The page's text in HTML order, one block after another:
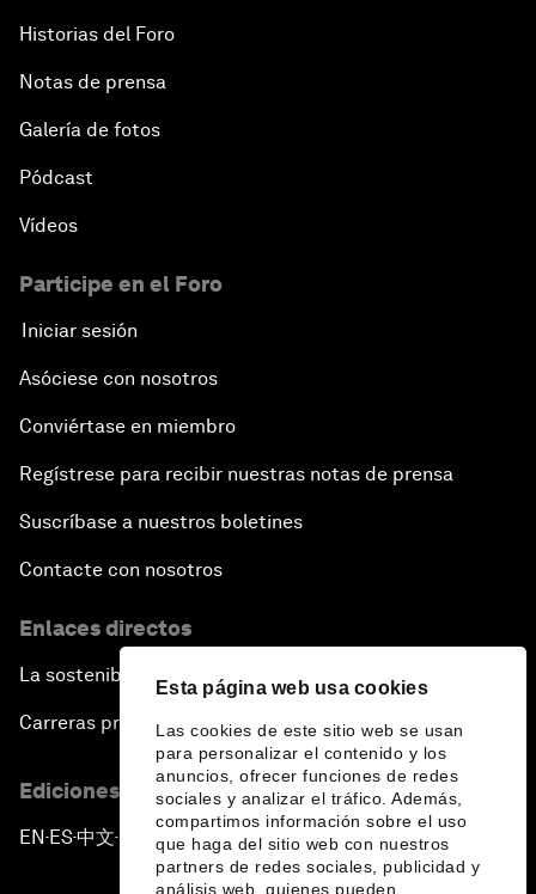
Esta página web usa cookies
Las cookies de este sitio web se usan
para personalizar el contenido y los
anuncios, ofrecer funciones de redes
sociales y analizar el tráfico. Además,
compartimos información sobre el uso
que haga del sitio web con nuestros
partners de redes sociales, publicidad y
análisis web, quienes pueden
Historias del Foro
Notas de prensa
Galería de fotos
Pódcast
Vídeos
Participe en el Foro
Iniciar sesión
Asóciese con nosotros
Conviértase en miembro
Regístrese para recibir nuestras notas de prensa
Suscríbase a nuestros boletines
Contacte con nosotros
Enlaces directos
La sostenibilidad en el Foro
Carreras profesionales
Ediciones en otros idiomas
EN ▪ES▪中文▪ 日本語